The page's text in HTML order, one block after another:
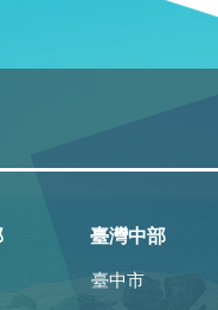
臺灣中部
臺中市